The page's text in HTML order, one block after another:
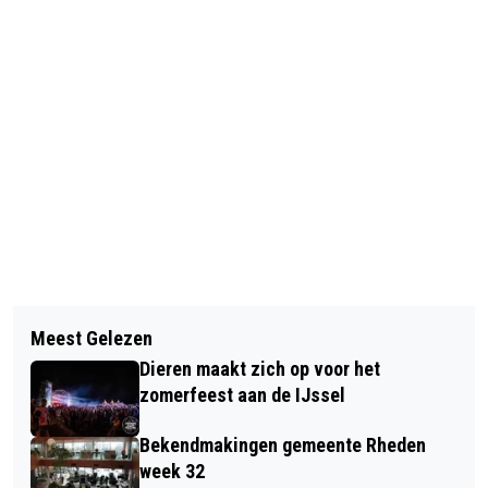
BIJEENKOMST IN DE OASE VOOR
VRIJWILLIGERS DIE ZWERFAFVAL
RAPEN
ENERGIEBESPARING GEMEENTE
RHEDEN UITGEBREID MET
WITGOEDREGELING
Meest Gelezen
Dieren maakt zich op voor het
zomerfeest aan de IJssel
Bekendmakingen gemeente Rheden
week 32